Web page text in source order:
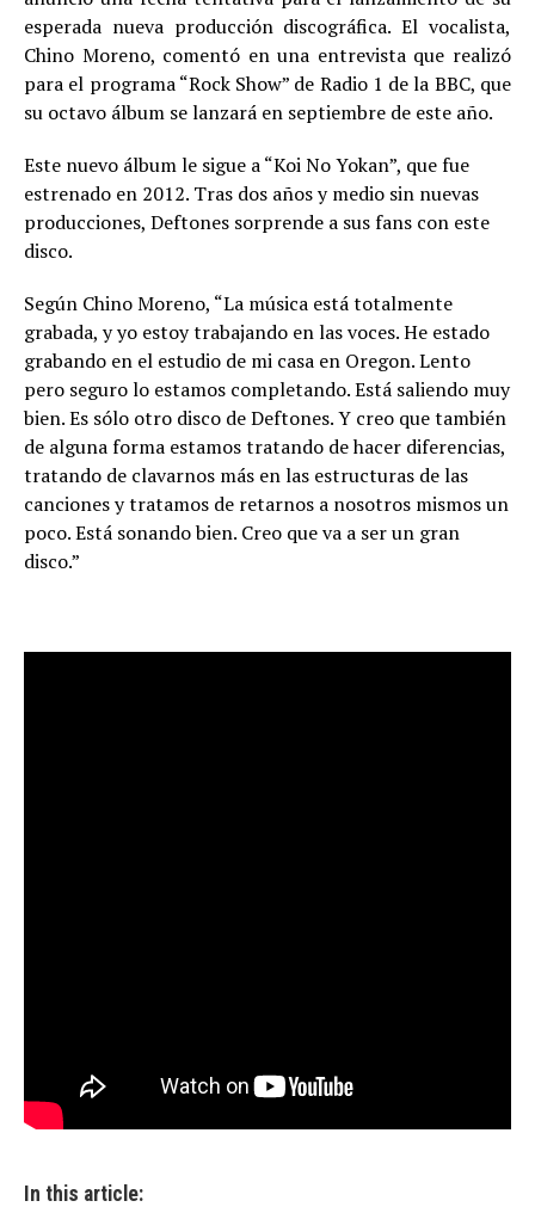
esperada nueva producción discográfica. El vocalista,
Chino Moreno, comentó en una entrevista que realizó
para el programa “Rock Show” de Radio 1 de la BBC, que
su octavo álbum se lanzará en septiembre de este año.
Este nuevo álbum le sigue a “Koi No Yokan”, que fue
estrenado en 2012. Tras dos años y medio sin nuevas
producciones, Deftones sorprende a sus fans con este
disco.
Según Chino Moreno, “La música está totalmente
grabada, y yo estoy trabajando en las voces. He estado
grabando en el estudio de mi casa en Oregon. Lento
pero seguro lo estamos completando. Está saliendo muy
bien. Es sólo otro disco de Deftones. Y creo que también
de alguna forma estamos tratando de hacer diferencias,
tratando de clavarnos más en las estructuras de las
canciones y tratamos de retarnos a nosotros mismos un
poco. Está sonando bien. Creo que va a ser un gran
disco.”
In this article: